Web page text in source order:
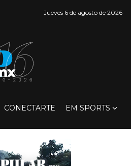
Jueves 6 de agosto de 2026
CONECTARTE EM SPORTS